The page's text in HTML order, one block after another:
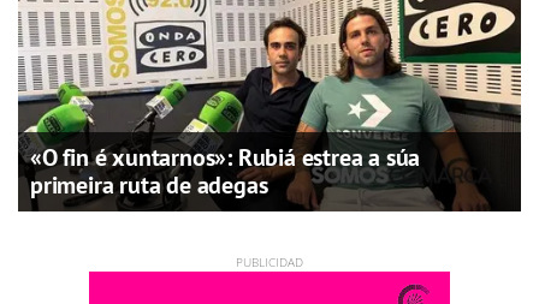
«O fin é xuntarnos»: Rubiá estrea a súa
primeira ruta de adegas